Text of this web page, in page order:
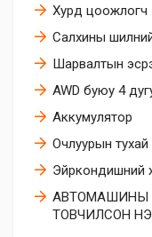
Хурд цоожлогч
Салхины
Шарвалтын
AWD буюу 4
Аккумулятор
Очлуурын тухай
Эйркoндишний
АВТОМАШИНЫ
ТОВЧИЛСОН